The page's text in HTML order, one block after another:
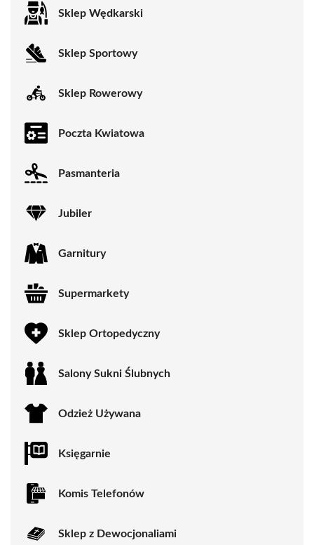
Sklep Wędkarski
Sklep Sportowy
Sklep Rowerowy
Poczta Kwiatowa
Pasmanteria
Jubiler
Garnitury
Supermarkety
Sklep Ortopedyczny
Salony Sukni Ślubnych
Odzież Używana
Księgarnie
Komis Telefonów
Sklep z Dewocjonaliami